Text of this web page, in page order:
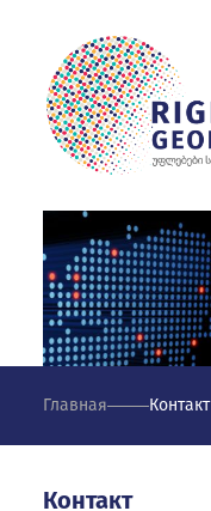
Главная Контакт
Контакт